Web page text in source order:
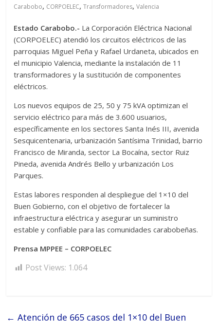
Carabobo, CORPOELEC,Transformadores,Valencia
Estado Carabobo.- La Corporación Eléctrica Nacional
(CORPOELEC) atendió los circuitos eléctricos de las
parroquias Miguel Peña y Rafael Urdaneta, ubicados en
el municipio Valencia, mediante la instalación de 11
transformadores y la sustitución de componentes
eléctricos.
Los nuevos equipos de 25, 50 y 75 kVA optimizan el
servicio eléctrico para más de 3.600 usuarios,
específicamente en los sectores Santa Inés III, avenida
Sesquicentenaria, urbanización Santísima Trinidad, barrio
Francisco de Miranda, sector La Bocaína, sector Ruiz
Pineda, avenida Andrés Bello y urbanización Los
Parques.
Estas labores responden al despliegue del 1×10 del
Buen Gobierno, con el objetivo de fortalecer la
infraestructura eléctrica y asegurar un suministro
estable y confiable para las comunidades carabobeñas.
Prensa MPPEE – CORPOELEC
Post Views: 1.064
← Atención de 665 casos del 1×10 del Buen